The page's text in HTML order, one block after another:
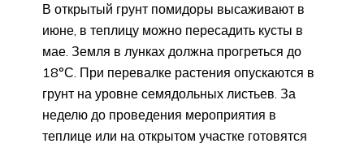
В открытый грунт помидоры высаживают в
июне, в теплицу можно пересадить кусты в
мае. Земля в лунках должна прогреться до
18°С. При перевалке растения опускаются в
грунт на уровне семядольных листьев. За
неделю до проведения мероприятия в
теплице или на открытом участке готовятся